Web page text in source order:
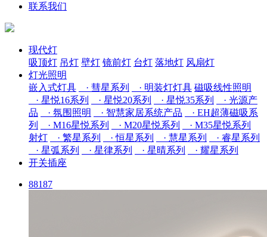
联系我们
现代灯
吸顶灯 吊灯 壁灯 镜前灯 台灯 落地灯 风扇灯
灯光照明
嵌入式灯具
· 彗星系列 · 明装灯灯具 磁吸线性照明
· 星悦16系列
· 星悦20系列 · 星悦35系列
· 光源产
品
· 氛围照明 · 智慧家居系统产品
· EH超薄磁吸系
列
· M16星悦系列 · M20星悦系列
· M35星悦系列
射灯
· 繁星系列 · 恒星系列 · 慧星系列
· 睿星系列
· 星弧系列
· 星律系列 · 星晴系列
· 耀星系列
开关插座
88187